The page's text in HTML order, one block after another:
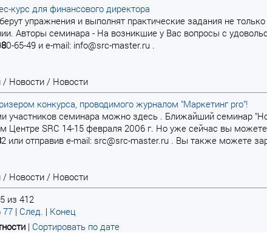
курс для финансового директора
упражнения и выполнят практические задания не
Авторы семинара - На возникшие у Вас вопросы с
80-65-49 и e-mail: info@src-master.ru .
/ Новости / Новости
конкурса, проводимого журналом "Маркетинг pro"!
участников семинара можно здесь . Ближайший семинар
Центре SRC 14-15 февраля 2006 г. Но уже сейчас вы можете
2 или отправив e-mail: src@src-master.ru . Вы также можете
/ Новости / Новости
из 412
77 | След. | Конец
| Сортировать по дате